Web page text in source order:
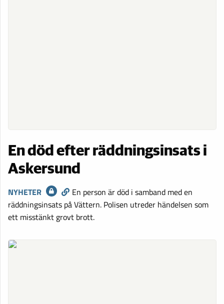
En död efter räddningsinsats i
Askersund
NYHETER
En person är död i samband med en
räddningsinsats på Vättern. Polisen utreder händelsen som
ett misstänkt grovt brott.